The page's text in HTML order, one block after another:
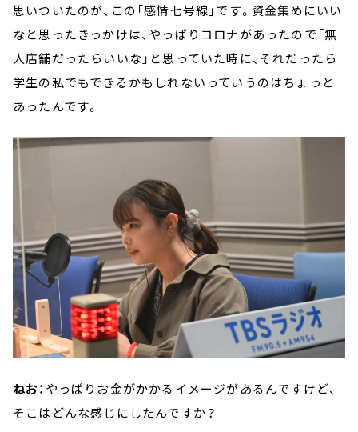
思いついたのが、この「感情七号線」です。資金集めにいい
なと思ったきっかけは、やっぱりコロナがあったので「無
人店舗だったらいいな」と思っていた時に、それだったら
学生の私でもできるかもしれないっていうのはちょっと
あったんです。
ねお： やっぱりお金がかかるイメージがあるんですけど、
そこはどんな感じにしたんですか？